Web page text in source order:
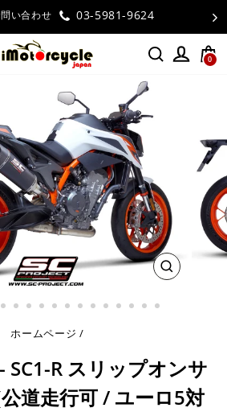
お客様の声
0
閉
ホームページ /
- SC1-R スリップオンサ
道走行可 / ユーロ5対